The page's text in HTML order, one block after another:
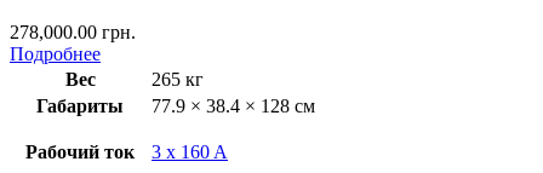
278,000.00 грн.
Подробнее
Вес
265 кг
Габариты
77.9 × 38.4 × 128 см
Рабочий ток 3 x 160 A